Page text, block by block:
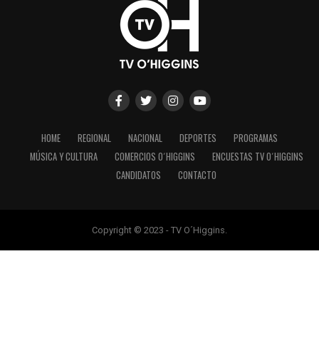
HOME REGIONAL NACIONAL DEPORTES
PROGRAMAS
MÚSICA Y CULTURA
COMERCIOS O´HIGGINS
ENCUESTAS TV O´HIGGINS
CANDIDATOS
CONTACTO
Copyright © 2023 - TV O´Higgins.